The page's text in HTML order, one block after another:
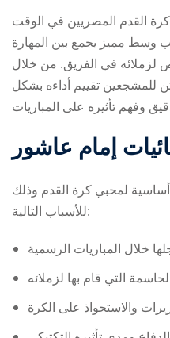
القدم المصريين في الوقت
وسط مميز يجمع بين المهارة
لزملائه في الفريق. من خلال
للمشجعين تقييم أداءه بشكل
إمام عاشور
أساسية لمحبي كرة القدم وذلك
للأسباب التالية: